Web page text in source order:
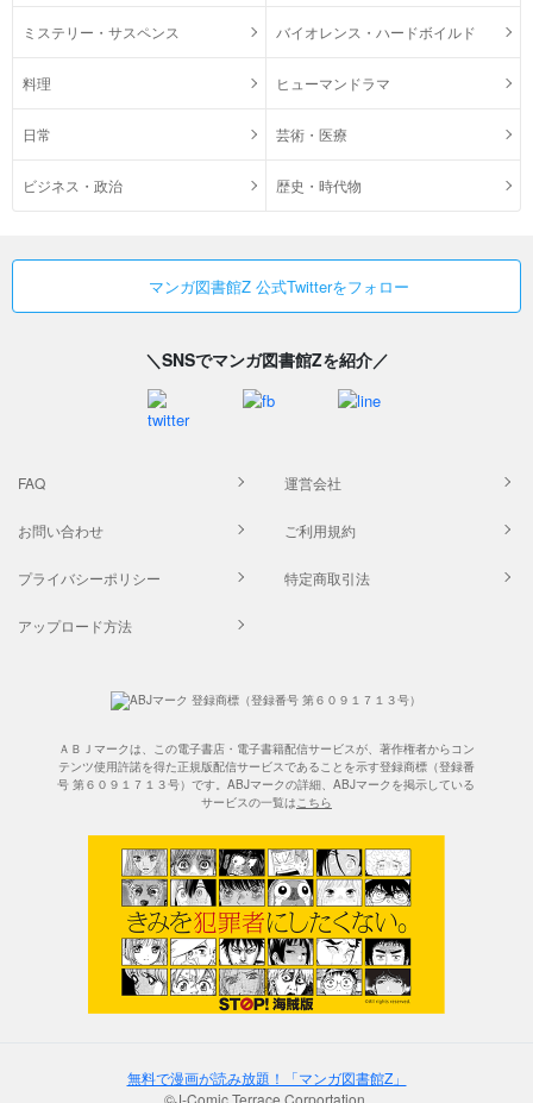
ミステリー・サスペンス バイオレンス・ハードボイルド
料理 ヒューマンドラマ
日常 芸術・医療
ビジネス・政治 歴史・時代物
マンガ図書館Z 公式Twitterをフォロー
＼SNSでマンガ図書館Zを紹介／
FAQ 運営会社
お問い合わせ ご利用規約
プライバシーポリシー 特定商取引法
アップロード方法
ＡＢＪマークは、この電子書店・電子書籍配信サービスが、著作権者からコン
テンツ使用許諾を得た正規版配信サービスであることを示す登録商標（登録番
号 第６０９１７１３号）です。ABJマークの詳細、ABJマークを掲示している
サービスの一覧はこちら
無料で漫画が読み放題！「マンガ図書館Z」